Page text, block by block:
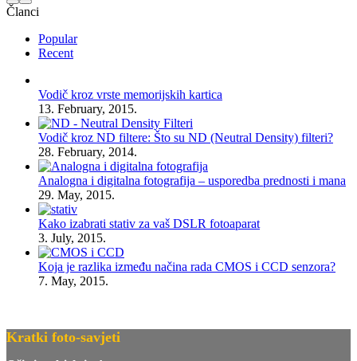
Članci
Popular
Recent
Vodič kroz vrste memorijskih kartica
13. February, 2015.
Vodič kroz ND filtere: Što su ND (Neutral Density) filteri?
28. February, 2014.
Analogna i digitalna fotografija – usporedba prednosti i mana
29. May, 2015.
Kako izabrati stativ za vaš DSLR fotoaparat
3. July, 2015.
Koja je razlika između načina rada CMOS i CCD senzora?
7. May, 2015.
Kratki foto-savjeti